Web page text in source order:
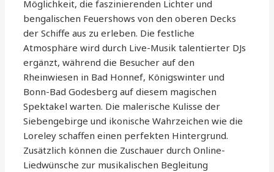
Möglichkeit, die faszinierenden Lichter und
bengalischen Feuershows von den oberen Decks
der Schiffe aus zu erleben. Die festliche
Atmosphäre wird durch Live-Musik talentierter DJs
ergänzt, während die Besucher auf den
Rheinwiesen in Bad Honnef, Königswinter und
Bonn-Bad Godesberg auf diesem magischen
Spektakel warten. Die malerische Kulisse der
Siebengebirge und ikonische Wahrzeichen wie die
Loreley schaffen einen perfekten Hintergrund.
Zusätzlich können die Zuschauer durch Online-
Liedwünsche zur musikalischen Begleitung